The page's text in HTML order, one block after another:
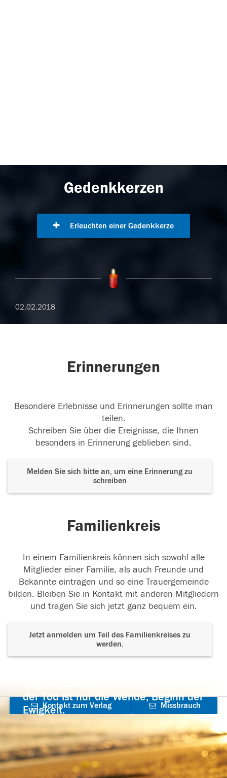
Gedenkkerzen
Erleuchten einer Gedenkkerze
02.02.2018
Erinnerungen
Besondere Erlebnisse und Erinnerungen sollte man
teilen.
Schreiben Sie über die Ereignisse, die Ihnen
besonders in Erinnerung geblieben sind.
Melden Sie sich bitte an, um eine Erinnerung zu
schreiben
Familienkreis
In einem Familienkreis können sich sowohl alle
Mitglieder einer Familie, als auch Freunde und
Bekannte eintragen und so eine Trauergemeinde
bilden. Bleiben Sie in Kontakt mit anderen Mitgliedern
und tragen Sie sich jetzt ganz bequem ein.
Jetzt anmelden um Teil des Familienkreises zu
werden.
der Tod ist nur die Wende, Beginn der
Ewigkeit.
Kontakt zum Verlag
aufnehmen
Missbrauch